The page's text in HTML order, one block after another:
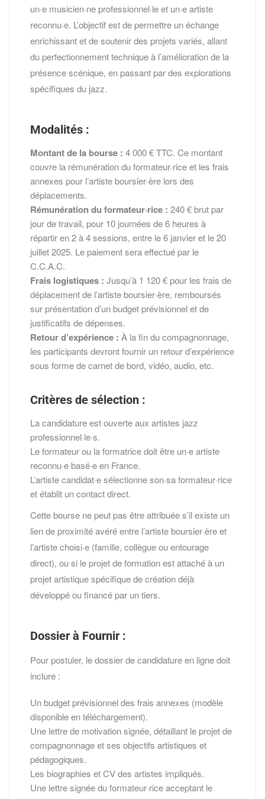
un·e musicien·ne professionnel·le et un·e artiste
reconnu·e. L’objectif est de permettre un échange
enrichissant et de soutenir des projets variés, allant
du perfectionnement technique à l’amélioration de la
présence scénique, en passant par des explorations
spécifiques du jazz.
Modalités :
Montant de la bourse : 4 000 € TTC. Ce montant
couvre la rémunération du formateur·rice et les frais
annexes pour l’artiste boursier·ère lors des
déplacements.
Rémunération du formateur·rice : 240 € brut par
jour de travail, pour 10 journées de 6 heures à
répartir en 2 à 4 sessions, entre le 6 janvier et le 20
juillet 2025. Le paiement sera effectué par le
C.C.A.C.
Frais logistiques : Jusqu’à 1 120 € pour les frais de
déplacement de l’artiste boursier·ère, remboursés
sur présentation d’un budget prévisionnel et de
justificatifs de dépenses.
Retour d’expérience : À la fin du compagnonnage,
les participants devront fournir un retour d’expérience
sous forme de carnet de bord, vidéo, audio, etc.
Critères de sélection :
La candidature est ouverte aux artistes jazz
professionnel·le·s.
Le formateur ou la formatrice doit être un·e artiste
reconnu·e basé·e en France.
L’artiste candidat·e sélectionne son·sa formateur·rice
et établit un contact direct.
Cette bourse ne peut pas être attribuée s’il existe un
lien de proximité avéré entre l’artiste boursier·ère et
l’artiste choisi·e (famille, collègue ou entourage
direct), ou si le projet de formation est attaché à un
projet artistique spécifique de création déjà
développé ou financé par un tiers.
Dossier à Fournir :
Pour postuler, le dossier de candidature en ligne doit
inclure :
Un budget prévisionnel des frais annexes (modèle
disponible en téléchargement).
Une lettre de motivation signée, détaillant le projet de
compagnonnage et ses objectifs artistiques et
pédagogiques.
Les biographies et CV des artistes impliqués.
Une lettre signée du formateur·rice acceptant le